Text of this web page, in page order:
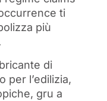
ti
più
di
per l’edilizia,
gru a